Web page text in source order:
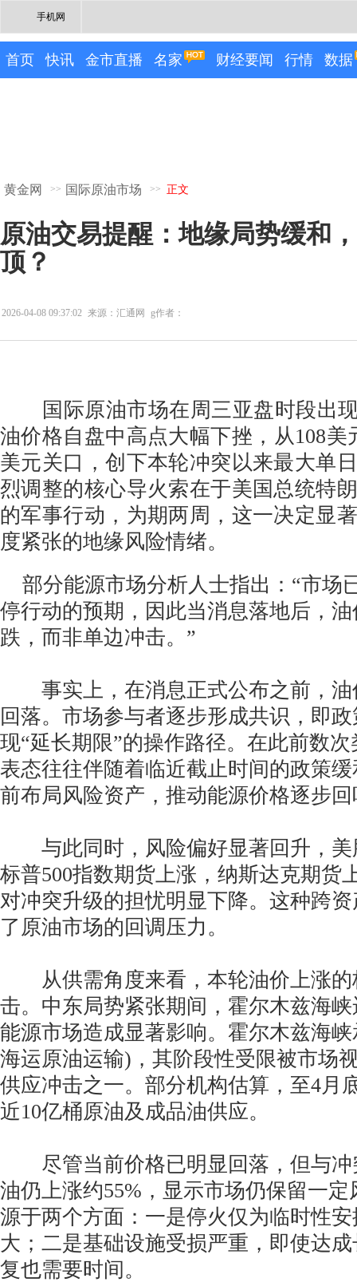
手机网
首页 快讯 金市直播 名家 财经要闻 行情 数据
黄金网 >> 国际原油市场 >> 正文
原油交易提醒：地缘局势缓和
顶？
2026-04-08 09:37:02 来源：汇通网 g作者：
国际原油市场在周三亚盘时段出
油价格自盘中高点大幅下挫，从108美
美元关口，创下本轮冲突以来最大单
烈调整的核心导火索在于美国总统特
的军事行动，为期两周，这一决定显
度紧张的地缘风险情绪。
部分能源市场分析人士指出：“市场
停行动的预期，因此当消息落地后，
跌，而非单边冲击。”
事实上，在消息正式公布之前，油
回落。市场参与者逐步形成共识，即
现“延长期限”的操作路径。在此前数
表态往往伴随着临近截止时间的政策
前布局风险资产，推动能源价格逐步
与此同时，风险偏好显著回升，美
标普500指数期货上涨，纳斯达克期货
对冲突升级的担忧明显下降。这种跨
了原油市场的回调压力。
从供需角度来看，本轮油价上涨的
击。中东局势紧张期间，霍尔木兹海
能源市场造成显著影响。霍尔木兹海
海运原油运输)，其阶段性受限被市场
供应冲击之一。部分机构估算，至4月
近10亿桶原油及成品油供应。
尽管当前价格已明显回落，但与冲
油仍上涨约55%，显示市场仍保留一
源于两个方面：一是停火仅为临时性
大；二是基础设施受损严重，即使达
复也需要时间。